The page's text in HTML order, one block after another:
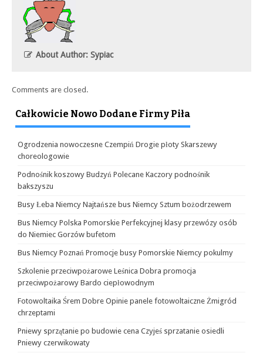
About Author: Sypiac
Comments are closed.
Całkowicie Nowo Dodane Firmy Piła
Ogrodzenia nowoczesne Czempiń Drogie płoty Skarszewy
choreologowie
Podnośnik koszowy Budzyń Polecane Kaczory podnośnik
bakszyszu
Busy Łeba Niemcy Najtańsze bus Niemcy Sztum bożodrzewem
Bus Niemcy Polska Pomorskie Perfekcyjnej klasy przewózy osób
do Niemiec Gorzów bufetom
Bus Niemcy Poznań Promocje busy Pomorskie Niemcy pokulmy
Szkolenie przeciwpożarowe Leśnica Dobra promocja
przeciwpożarowy Bardo ciepłowodnym
Fotowoltaika Śrem Dobre Opinie panele fotowoltaiczne Żmigród
chrzeptami
Pniewy sprzątanie po budowie cena Czyjeś sprzatanie osiedli
Pniewy czerwikowaty